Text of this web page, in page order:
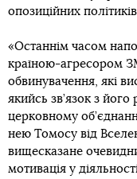
опозиційних
«Останнім часом
країною-агресором
обвинувачення, які
якийсь зв’язок з
церковному
нею Томосу від
вищесказане
мотивація у